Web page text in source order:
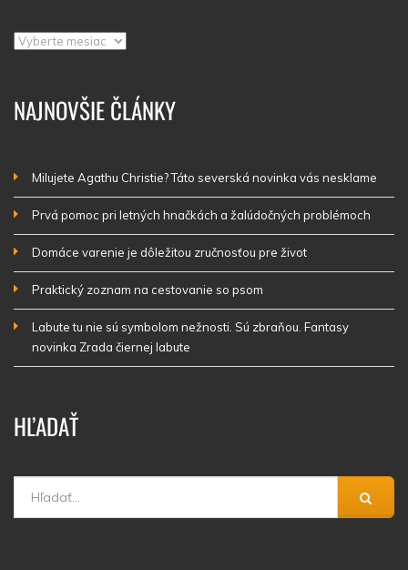
Archív
NAJNOVŠIE ČLÁNKY
Milujete Agathu Christie? Táto severská novinka vás nesklame
Prvá pomoc pri letných hnačkách a žalúdočných problémoch
Domáce varenie je dôležitou zručnosťou pre život
Praktický zoznam na cestovanie so psom
Labute tu nie sú symbolom nežnosti. Sú zbraňou. Fantasy
novinka Zrada čiernej labute
HĽADAŤ